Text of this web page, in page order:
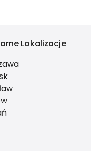
Lokalizacje